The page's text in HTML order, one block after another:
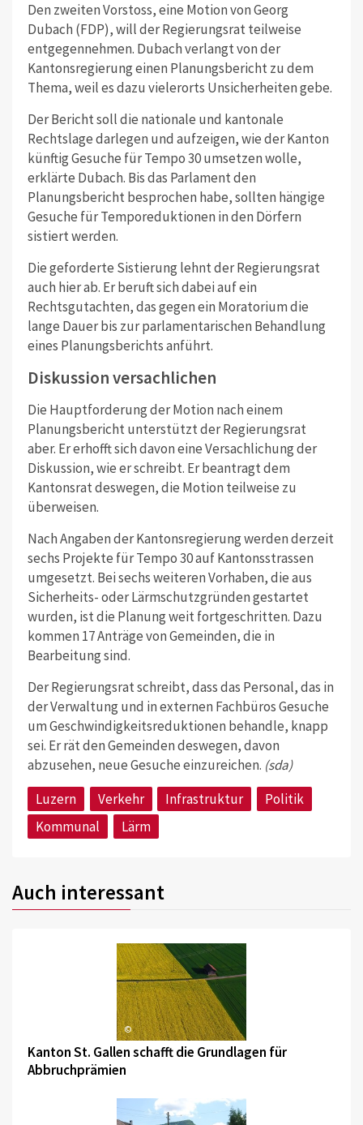
Den zweiten Vorstoss, eine Motion von Georg
Dubach (FDP), will der Regierungsrat teilweise
entgegennehmen. Dubach verlangt von der
Kantonsregierung einen Planungsbericht zu dem
Thema, weil es dazu vielerorts Unsicherheiten gebe.
Der Bericht soll die nationale und kantonale
Rechtslage darlegen und aufzeigen, wie der Kanton
künftig Gesuche für Tempo 30 umsetzen wolle,
erklärte Dubach. Bis das Parlament den
Planungsbericht besprochen habe, sollten hängige
Gesuche für Temporeduktionen in den Dörfern
sistiert werden.
Die geforderte Sistierung lehnt der Regierungsrat
auch hier ab. Er beruft sich dabei auf ein
Rechtsgutachten, das gegen ein Moratorium die
lange Dauer bis zur parlamentarischen Behandlung
eines Planungsberichts anführt.
Diskussion versachlichen
Die Hauptforderung der Motion nach einem
Planungsbericht unterstützt der Regierungsrat
aber. Er erhofft sich davon eine Versachlichung der
Diskussion, wie er schreibt. Er beantragt dem
Kantonsrat deswegen, die Motion teilweise zu
überweisen.
Nach Angaben der Kantonsregierung werden derzeit
sechs Projekte für Tempo 30 auf Kantonsstrassen
umgesetzt. Bei sechs weiteren Vorhaben, die aus
Sicherheits- oder Lärmschutzgründen gestartet
wurden, ist die Planung weit fortgeschritten. Dazu
kommen 17 Anträge von Gemeinden, die in
Bearbeitung sind.
Der Regierungsrat schreibt, dass das Personal, das in
der Verwaltung und in externen Fachbüros Gesuche
um Geschwindigkeitsreduktionen behandle, knapp
sei. Er rät den Gemeinden deswegen, davon
abzusehen, neue Gesuche einzureichen. (sda)
Luzern
Verkehr Infrastruktur
Politik
Kommunal
Lärm
Auch interessant
©
Kanton St. Gallen schafft die Grundlagen für
Abbruchprämien